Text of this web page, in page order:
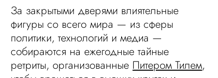
За закрытыми дверями влиятельные
фигуры со всего мира — из сферы
политики, технологий и медиа —
собираются на ежегодные тайные
ретриты, организованные Питером Тилем,